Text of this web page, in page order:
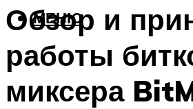
МЕНЮ
Обзор и
работы
миксера